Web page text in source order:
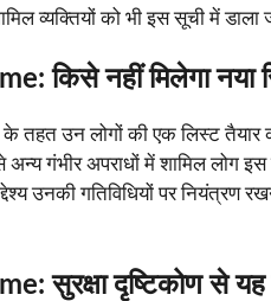
व्यक्तियों को भी इस सूची में
किसे नहीं मिलेगा
तहत उन लोगों की एक लिस्ट तैयार
अन्य गंभीर अपराधों में शामिल लोग
उनकी गतिविधियों पर नियंत्रण
सुरक्षा दृष्टिकोण से